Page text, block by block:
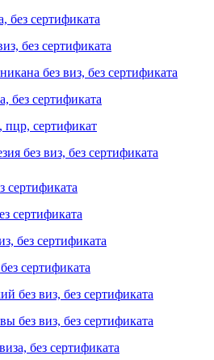
без сертификата
без сертификата
без виз, без сертификата
без сертификата
пцр, сертификат
без виз, без сертификата
сертификата
сертификата
без сертификата
сертификата
без виз, без сертификата
без виз, без сертификата
виза, без сертификата